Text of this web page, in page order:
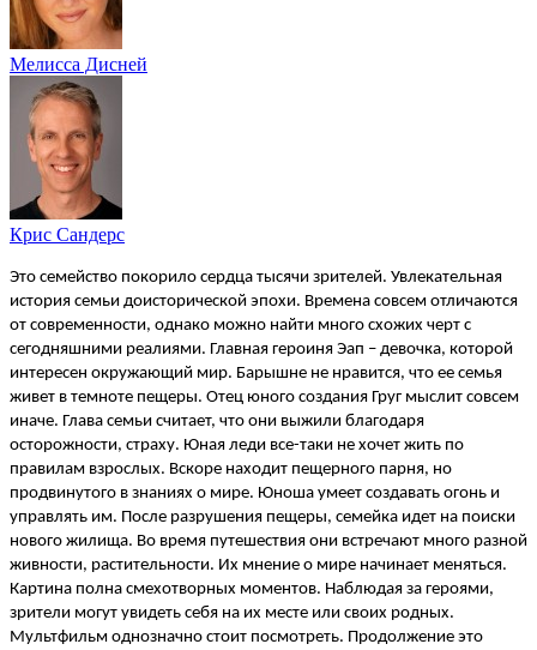
Мелисса Дисней
Крис Сандерс
Это семейство покорило сердца тысячи зрителей. Увлекательная
история семьи доисторической эпохи. Времена совсем отличаются
от современности, однако можно найти много схожих черт с
сегодняшними реалиями. Главная героиня Эап – девочка, которой
интересен окружающий мир. Барышне не нравится, что ее семья
живет в темноте пещеры. Отец юного создания Груг мыслит совсем
иначе. Глава семьи считает, что они выжили благодаря
осторожности, страху. Юная леди все-таки не хочет жить по
правилам взрослых. Вскоре находит пещерного парня, но
продвинутого в знаниях о мире. Юноша умеет создавать огонь и
управлять им. После разрушения пещеры, семейка идет на поиски
нового жилища. Во время путешествия они встречают много разной
живности, растительности. Их мнение о мире начинает меняться.
Картина полна смехотворных моментов. Наблюдая за героями,
зрители могут увидеть себя на их месте или своих родных.
Мультфильм однозначно стоит посмотреть. Продолжение это